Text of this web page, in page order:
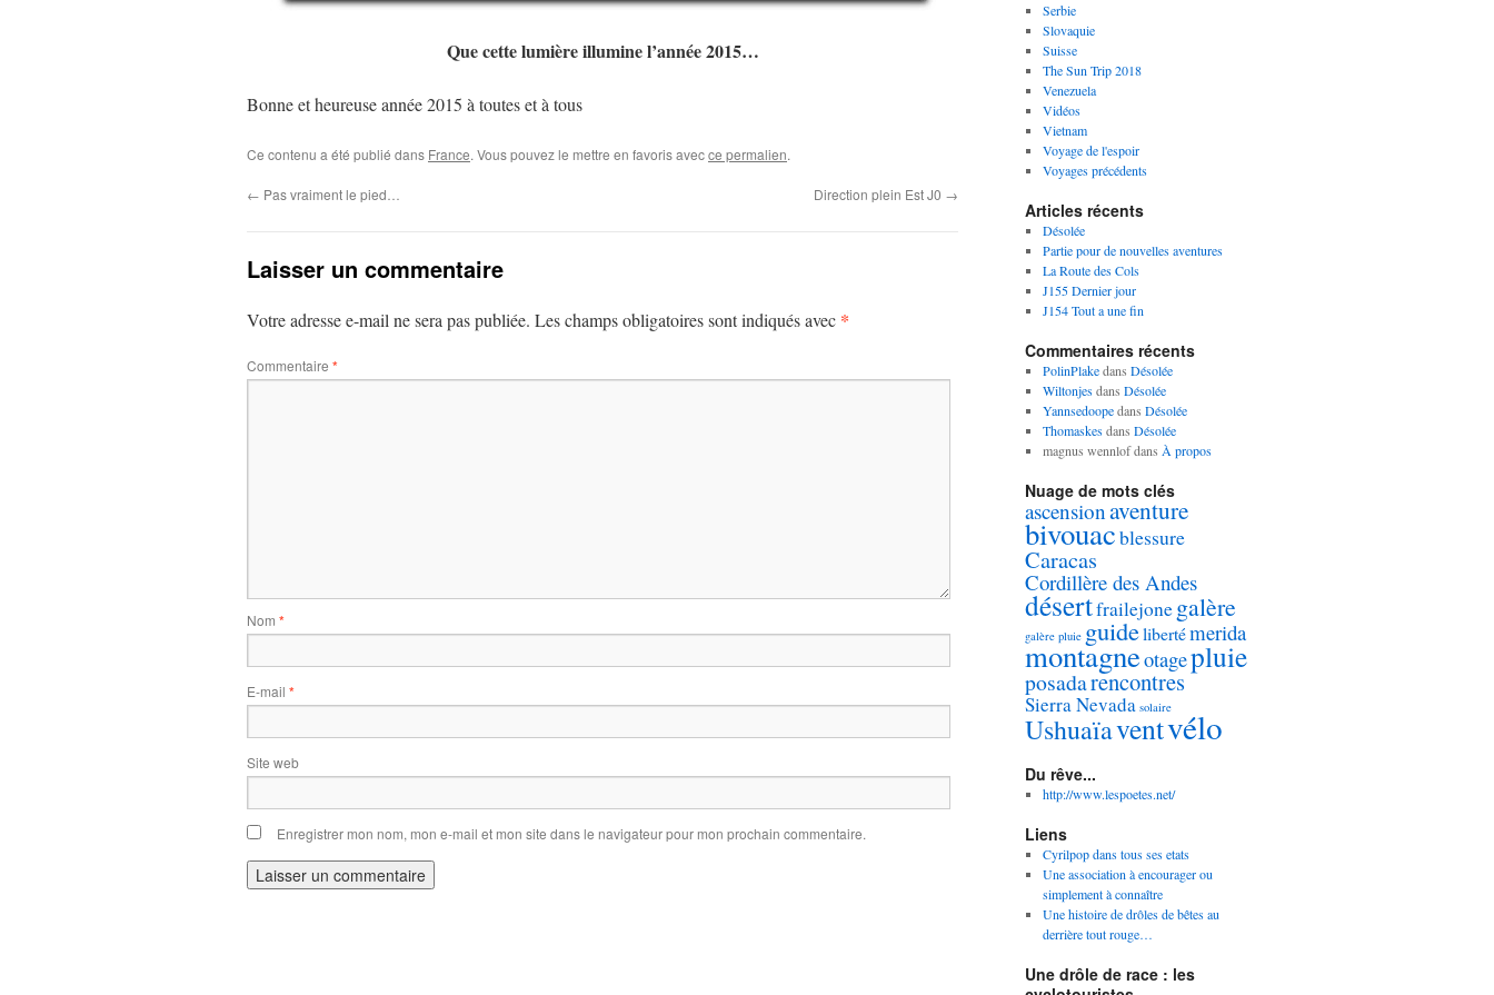
Que cette lumière illumine l’année 2015…
Bonne et heureuse année 2015 à toutes et à tous
Ce contenu a été publié dans France. Vous pouvez le mettre en favoris avecce permalien.
← Pas vraiment le pied… Direction plein Est J0 →
Laisser un commentaire
Votre adresse e-mail ne sera pas publiée. Les champs obligatoires sont indiqués avec *
Commentaire *
Nom *
E-mail *
Site web
Enregistrer mon nom, mon e-mail et mon site dans le navigateur pour mon prochain commentaire.
Serbie
Slovaquie
Suisse
The Sun Trip 2018
Venezuela
Vidéos
Vietnam
Voyage de l'espoir
Voyages précédents
Articles récents
Désolée
Partie pour de nouvelles aventures
La Route des Cols
J155 Dernier jour
J154 Tout a une fin
Commentaires récents
PolinPlakedans Désolée
Wiltonjesdans Désolée
Yannsedoopedans Désolée
Thomaskesdans Désolée
magnus wennlofdans À propos
Nuage de mots clés
ascensionaventure
bivouacblessure
Caracas
Cordillère des Andes
désertfrailejonegalère
galère pluie guidelibertémerida
montagneotagepluie
posadarencontres
Sierra Nevada solaire
Ushuaïaventvélo
Du rêve...
http://www.lespoetes.net/
Liens
Cyrilpop dans tous ses etats
Une association à encourager ou
simplement à connaître
Une histoire de drôles de bêtes au
derrière tout rouge…
Une drôle de race : les